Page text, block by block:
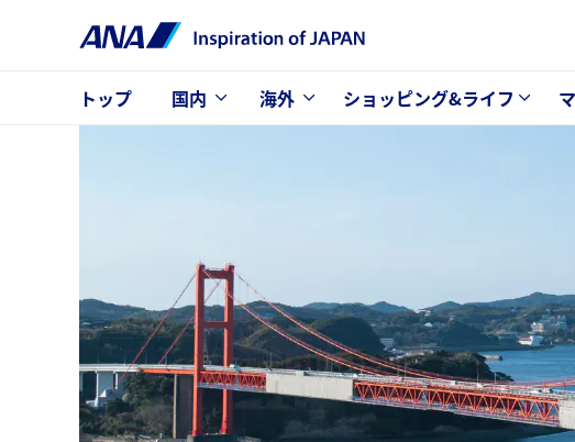
トップ 国内 海外 ショッピング&ライフ